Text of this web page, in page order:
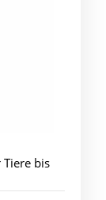
Tiere bis